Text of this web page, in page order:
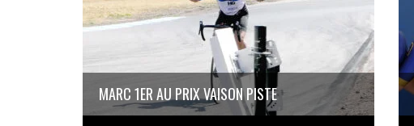
MARC 1ER AU PRIX VAISON PISTE